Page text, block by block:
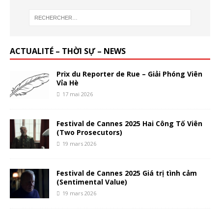
ACTUALITÉ – THỜI SỰ – NEWS
Prix du Reporter de Rue – Giải Phóng Viên
Vỉa Hè
17 mai 2026
Festival de Cannes 2025 Hai Công Tố Viên
(Two Prosecutors)
19 mars 2026
Festival de Cannes 2025 Giá trị tình cảm
(Sentimental Value)
19 mars 2026